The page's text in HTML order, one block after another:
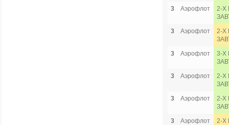
3
Аэрофлот
2-Х
3
Аэрофлот
2-Х
3
Аэрофлот
3-Х
3
Аэрофлот
2-Х
3
Аэрофлот
2-Х
3
Аэрофлот
2-Х